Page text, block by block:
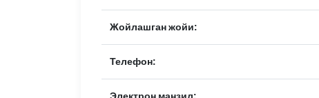
Жойлашган жойи:
Телефон: